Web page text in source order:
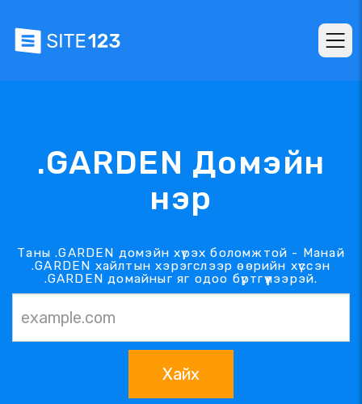
.GARDEN Домэйн
нэр
Таны .GARDEN домэйн хүрэх боломжтой - Манай
.GARDEN хайлтын хэрэгслээр өөрийн хүссэн
.GARDEN домайныг яг одоо бүртгүүлээрэй.
Хайх